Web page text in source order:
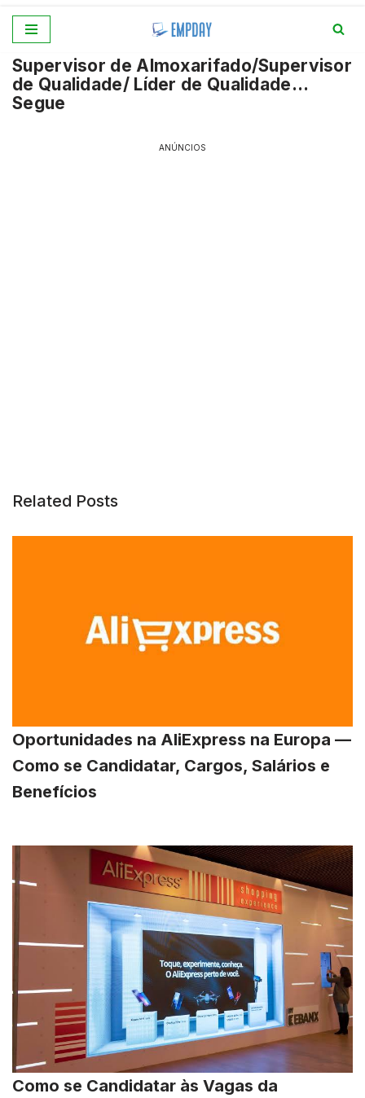
para
o
conteúdo
Supervisor de Almoxarifado/Supervisor
de Qualidade/ Líder de Qualidade…
Segue
ANÚNCIOS
Related Posts
Oportunidades na AliExpress na Europa —
Como se Candidatar, Cargos, Salários e
Benefícios
Como se Candidatar às Vagas da